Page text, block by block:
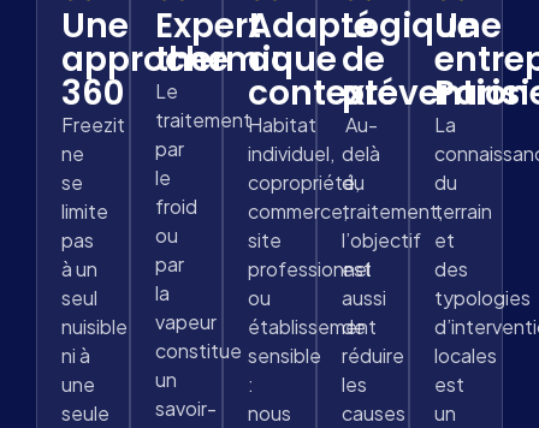
Une
approche
360
Freezit
ne
se
limite
pas
à un
seul
nuisible
ni à
une
seule
Expert
thermique
Le
traitement
par
le
froid
ou
par
la
vapeur
constitue
un
savoir-
Adapté
au
contexte
Habitat
individuel,
copropriété,
commerce,
site
professionnel
ou
établissement
sensible
:
nous
Logique
de
prévention
Au-
delà
du
traitement,
l’objectif
est
aussi
de
réduire
les
causes
Une
La
du
terrain
et
des
typologies
locales
est
un